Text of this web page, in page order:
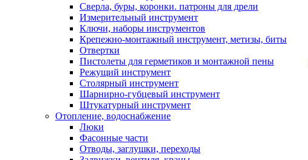
Сверла, буры, коронки. патроны для дрели
Измерительный инструмент
Ключи, наборы инструментов
Крепежно-монтажный инструмент, метизы, биты
Отвертки
Пистолеты для герметиков и монтажной пены
Режущий инструмент
Столярный инструмент
Шарнирно-губцевый инструмент
Штукатурный инструмент
Отопление, водоснабжение
Люки
Фасонные части
Отводы, заглушки, переходы